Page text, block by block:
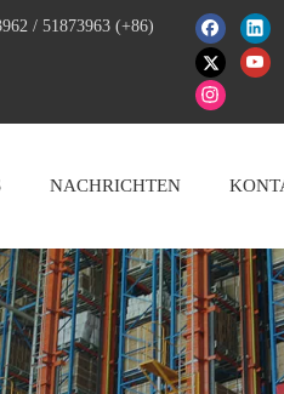
/ 51873963 (+86)
NACHRICHTEN